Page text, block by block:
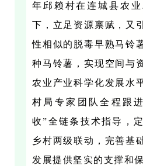
年邱赖村在连城县农
下，立足资源禀赋，又
性相似的脱毒早熟马铃
种马铃薯，实现空间与
农业产业科学化发展水
村局专家团队全程跟
收”全链条技术指导，
乡村两级联动，完善基
发展提供坚实的支撑和保